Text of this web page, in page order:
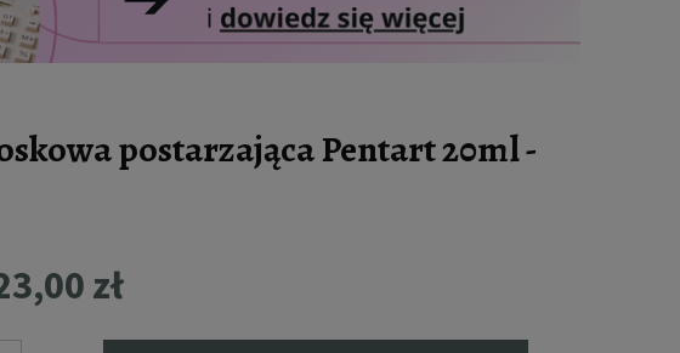
postarzająca Pentart 20ml -
zł